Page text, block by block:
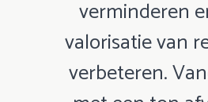
verminderen
valorisatie van
verbeteren.